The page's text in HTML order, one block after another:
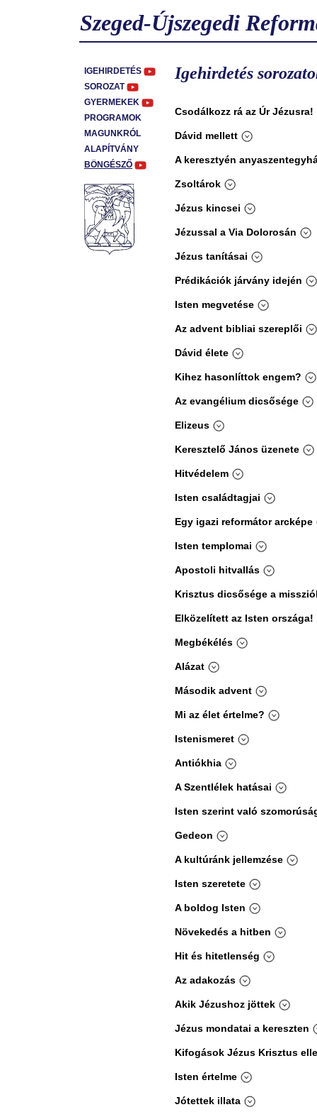
Szeged-Újszegedi
IGEHIRDETÉS
SOROZAT
GYERMEKEK
PROGRAMOK
MAGUNKRÓL
ALAPÍTVÁNY
BÖNGÉSZŐ
Igehirdetés
Csodálkozz rá az Úr Jézusra!
Dávid mellett
A keresztyén
Zsoltárok
Jézus kincsei
Jézussal a Via Dolorosán
Jézus tanításai
Prédikációk járvány idején
Isten megvetése
Az advent bibliai szereplői
Dávid élete
Kihez hasonlíttok engem?
Az evangélium dicsősége
Elizeus
Keresztelő János üzenete
Hitvédelem
Isten családtagjai
Egy igazi reformátor arcképe
Isten templomai
Apostoli hitvallás
Krisztus dicsősége a
Elközelített az Isten országa!
Megbékélés
Alázat
Második advent
Mi az élet értelme?
Istenismeret
Antiókhia
A Szentlélek hatásai
Isten szerint való
Gedeon
A kultúránk jellemzése
Isten szeretete
A boldog Isten
Növekedés a hitben
Hit és hitetlenség
Az adakozás
Akik Jézushoz jöttek
Jézus mondatai a kereszten
Kifogások Jézus Krisztus
Isten értelme
Jótettek illata